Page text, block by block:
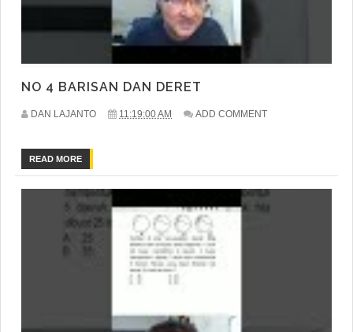
NO 4 BARISAN DAN DERET
DAN LAJANTO 11:19:00 AM ADD COMMENT
READ MORE